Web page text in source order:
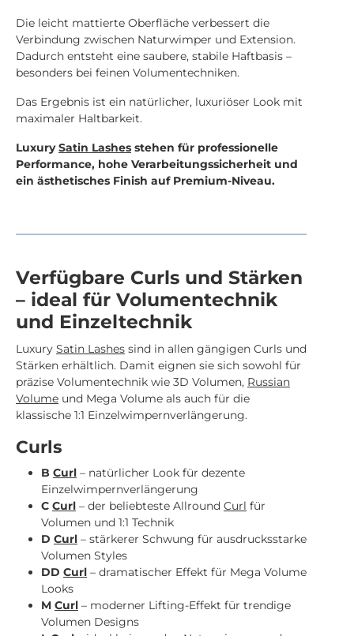
Die leicht mattierte Oberfläche verbessert die
Verbindung zwischen Naturwimper und Extension.
Dadurch entsteht eine saubere, stabile Haftbasis –
besonders bei feinen Volumentechniken.
Das Ergebnis ist ein natürlicher, luxuriöser Look mit
maximaler Haltbarkeit.
LuxurySatin Lashes stehen für professionelle
Performance, hohe Verarbeitungssicherheit und
ein ästhetisches Finish auf Premium-Niveau.
Verfügbare Curls und Stärken
– ideal für Volumentechnik
und Einzeltechnik
Luxury Satin Lashes sind in allen gängigen Curls und
Stärken erhältlich. Damit eignen sie sich sowohl für
präzise Volumentechnik wie 3D Volumen, Russian
Volume und Mega Volume als auch für die
klassische 1:1 Einzelwimpernverlängerung.
Curls
B Curl – natürlicher Look für dezente
Einzelwimpernverlängerung
C Curl – der beliebteste Allround Curl für
Volumen und 1:1 Technik
D Curl – stärkerer Schwung für ausdrucksstarke
Volumen Styles
DD Curl – dramatischer Effekt für Mega Volume
Looks
M Curl – moderner Lifting-Effekt für trendige
Volumen Designs